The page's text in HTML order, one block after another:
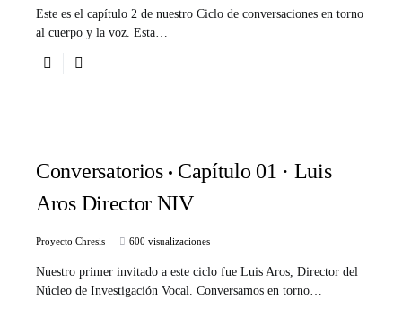
Este es el capítulo 2 de nuestro Ciclo de conversaciones en torno
al cuerpo y la voz. Esta…
Conversatorios
Capítulo 01 · Luis
Aros Director NIV
Proyecto Chresis 600 visualizaciones
Nuestro primer invitado a este ciclo fue Luis Aros, Director del
Núcleo de Investigación Vocal. Conversamos en torno…